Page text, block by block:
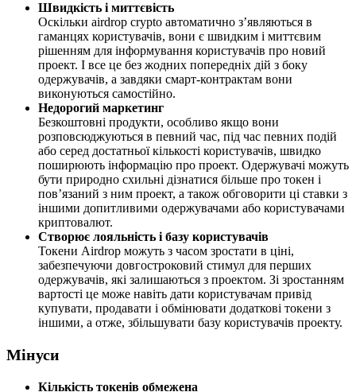
Швидкість і миттєвість
Оскільки airdrop crypto автоматично з’являються в
гаманцях користувачів, вони є швидким і миттєвим
рішенням для інформування користувачів про новий
проект. І все це без жодних попередніх дій з боку
одержувачів, а завдяки смарт-контрактам вони
виконуються самостійно.
Недорогий маркетинг
Безкоштовні продукти, особливо якщо вони
розповсюджуються в певний час, під час певних подій
або серед достатньої кількості користувачів, швидко
поширюють інформацію про проект. Одержувачі можуть
бути природно схильні дізнатися більше про токен і
пов’язаний з ним проект, а також обговорити ці ставки з
іншими допитливими одержувачами або користувачами
криптовалют.
Створює лояльність і базу користувачів
Токени Airdrop можуть з часом зростати в ціні,
забезпечуючи довгостроковий стимул для перших
одержувачів, які залишаються з проектом. Зі зростанням
вартості це може навіть дати користувачам привід
купувати, продавати і обмінювати додаткові токени з
іншими, а отже, збільшувати базу користувачів проекту.
Мінуси
Кількість токенів обмежена